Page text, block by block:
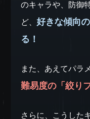
のキャラや、防御
ど、好きな傾向
る！
また、あえてパラ
難易度の「絞り
さらに、こうした